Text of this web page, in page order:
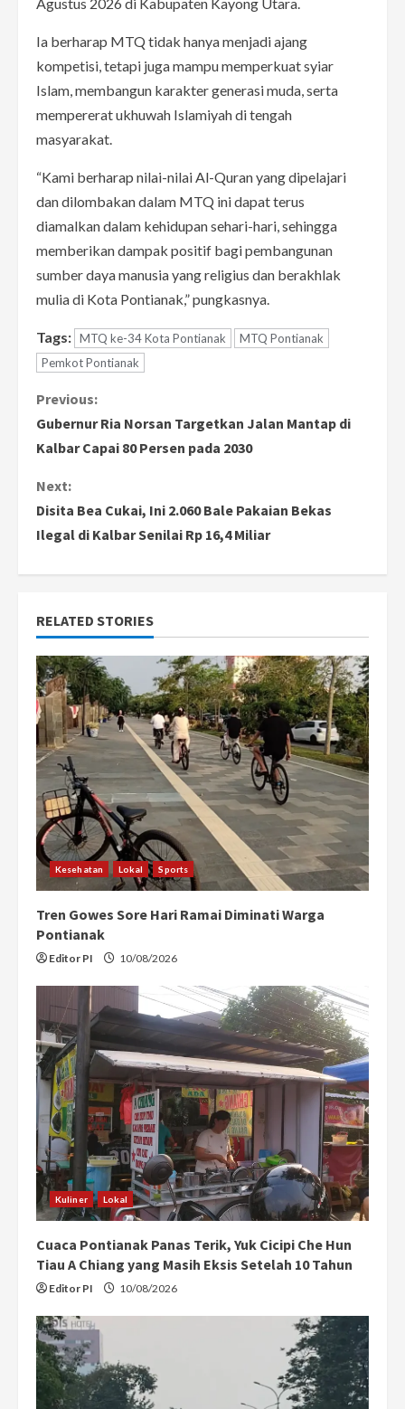
Agustus 2026 di Kabupaten Kayong Utara.
Ia berharap MTQ tidak hanya menjadi ajang
kompetisi, tetapi juga mampu memperkuat syiar
Islam, membangun karakter generasi muda, serta
mempererat ukhuwah Islamiyah di tengah
masyarakat.
“Kami berharap nilai-nilai Al-Quran yang dipelajari
dan dilombakan dalam MTQ ini dapat terus
diamalkan dalam kehidupan sehari-hari, sehingga
memberikan dampak positif bagi pembangunan
sumber daya manusia yang religius dan berakhlak
mulia di Kota Pontianak,” pungkasnya.
Tags: MTQ ke-34 Kota Pontianak
MTQ Pontianak
Pemkot Pontianak
C
o
n
t
u
e
R
e
a
d
i
n
g
Previous:
Gubernur Ria Norsan Targetkan Jalan Mantap di
Kalbar Capai 80 Persen pada 2030
Next:
Disita Bea Cukai, Ini 2.060 Bale Pakaian Bekas
Ilegal di Kalbar Senilai Rp 16,4 Miliar
RELATED STORIES
Kesehatan Lokal Sports
Tren Gowes Sore Hari Ramai Diminati Warga
Pontianak
Editor PI 10/08/2026
Kuliner Lokal
Cuaca Pontianak Panas Terik, Yuk Cicipi Che Hun
Tiau A Chiang yang Masih Eksis Setelah 10 Tahun
Editor PI 10/08/2026